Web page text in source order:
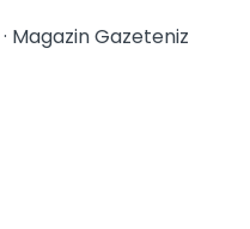
· Magazin Gazeteniz